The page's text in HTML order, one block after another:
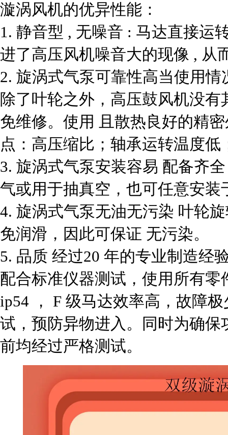
漩涡风机的优异性能：
1. 静音型 , 无噪音 : 马达直接运
进了高压风机噪音大的现像 , 从
2. 旋涡式气泵可靠性高当使用
除了叶轮之外，高压鼓风机没
免维修。使用 且散热良好的精
点：高压缩比；轴承运转温度
3. 旋涡式气泵安装容易 配备齐
气或用于抽真空，也可任意安装
4. 旋涡式气泵无油无污染 叶轮
免润滑，因此可保证 无污染。
5. 品质 经过20 年的专业制造经
配合标准仪器测试，使用所有
ip54 ， F 级马达效率高，故障
试，预防异物进入。同时为确
前均经过严格测试。